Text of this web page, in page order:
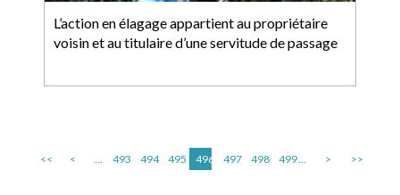
L’action en élagage appartient au propriétaire
voisin et au titulaire d’une servitude de passage
<< < ... 493 494 495 496 497 498 499... > >>